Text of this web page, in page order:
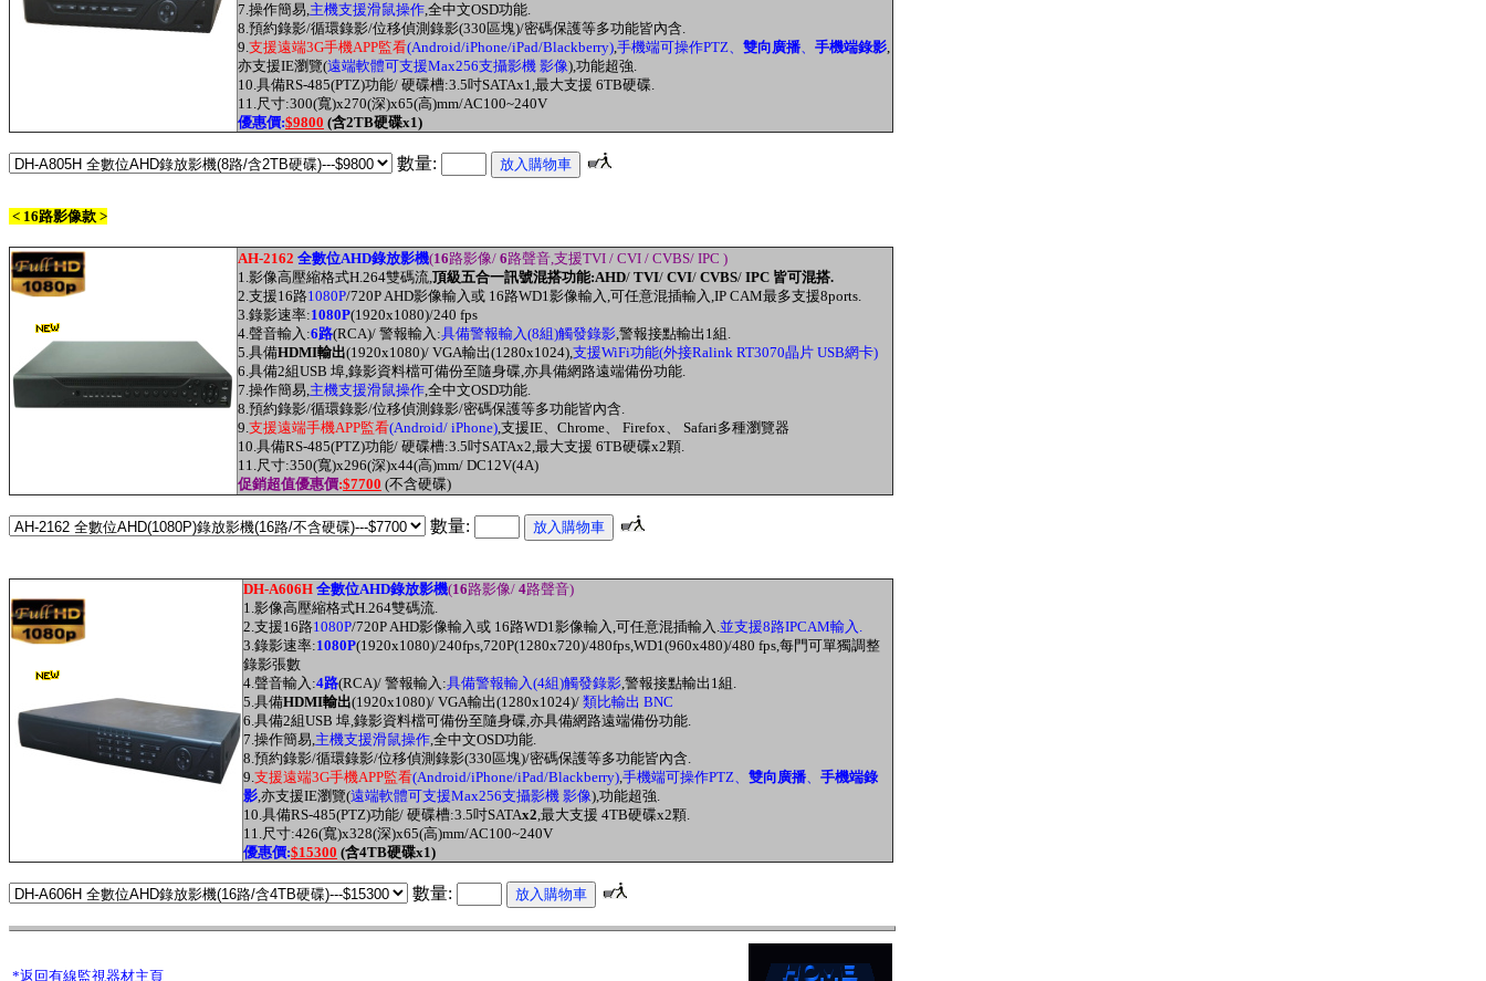
7.操作簡易,主機支援滑鼠操作,全中文OSD功能.
8.預約錄影/循環錄影/位移偵測 錄影(330區塊)/密碼保護等多功能皆內含.
9.支援遠端3G手機APP監看(Android/iPhone/iPad/Blackberry),手機端可操作PTZ、 雙向廣播、 手機端錄影,
亦支援IE瀏覽(遠端軟體可支援Max256支攝影機 影像),功能超強.
10.具備RS-485(PTZ)功能/ 硬碟槽:3.5吋SATAx1,最大支援 6TB硬碟.
11.尺寸:300(寬)x270(深)x65(高)mm/AC100~240V
優惠價:$9800 (含2TB硬碟x1)
數量:
< 16路影像款 >
AH-2162 全數位AHD錄放影機(16路影像/ 6路聲音,支援TVI / CVI / CVBS/ IPC )
1.影像高壓縮格式H.264雙碼流,頂級五合一訊號混搭功能:AHD/ TVI/ CVI/ CVBS/ IPC 皆可混搭.
2.支援16路1080P/720P AHD影像輸入或 16路WD1影像輸入,可任意混插輸入,IP CAM最多支援8ports.
3.錄影速率:1080P(1920x1080)/240 fps
4.聲音輸入:6路(RCA)/ 警報輸入:具備警報輸入(8組)觸發錄影,警報接點輸出1組.
5.具備HDMI輸出(1920x1080)/ VGA輸出(1280x1024),支援WiFi功能(外接Ralink RT3070晶片 USB網卡)
6.具備2組USB 埠,錄影資料檔可備份至隨身碟,亦具備網路遠端備份功能.
7.操作簡易,主機支援滑鼠操作,全中文OSD功能.
8.預約錄影/循環錄影/位移偵測 錄影/密碼保護等多功能皆內含.
9.支援遠端手機APP監看(Android/ iPhone),支援IE、 Chrome、 Firefox、 Safari多種瀏覽器
10.具備RS-485(PTZ)功能/ 硬碟槽:3.5吋SATAx2,最大支援 6TB硬碟x2顆.
11.尺寸:350(寬)x296(深)x44(高)mm/ DC12V(4A)
促銷超值優惠價:$7700 (不含硬碟)
數量:
DH-A606H 全數位AHD錄放影機(16路影像/ 4路聲音)
1.影像高壓縮格式H.264雙碼流.
2.支援16路1080P/720P AHD影像輸入或 16路WD1影像輸入,可任意混插輸入.並支援8路IPCAM輸入.
3.錄影速率:1080P(1920x1080)/240fps,720P(1280x720)/480fps,WD1(960x480)/480 fps,每門可單獨調整
錄影張數
4.聲音輸入:4路(RCA)/ 警報輸入:具備警報輸入(4組)觸發錄影,警報接點輸出1組.
5.具備HDMI輸出(1920x1080)/ VGA輸出(1280x1024)/ 類比輸出 BNC
6.具備2組USB 埠,錄影資料檔可備份至隨身碟,亦具備網路遠端備份功能.
7.操作簡易,主機支援滑鼠操作,全中文OSD功能.
8.預約錄影/循環錄影/位移偵測 錄影(330區塊)/密碼保護等多功能皆內含.
9.支援遠端3G手機APP監看(Android/iPhone/iPad/Blackberry),手機端可操作PTZ、 雙向廣播、 手機端錄
影,亦支援IE瀏覽(遠端軟體可支援Max256支攝影機 影像),功能超強.
10.具備RS-485(PTZ)功能/ 硬碟槽:3.5吋SATAx2,最大支援 4TB硬碟x2顆.
11.尺寸:426(寬)x328(深)x65(高)mm/AC100~240V
優惠價:$15300 (含4TB硬碟x1)
數量:
*返回有線監視器材主頁